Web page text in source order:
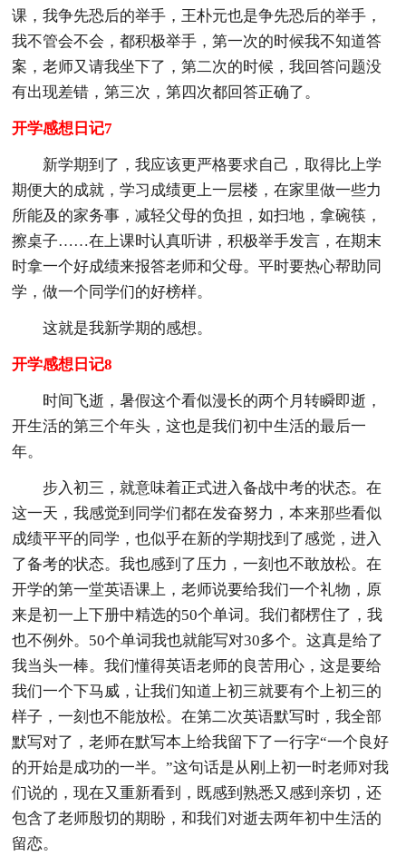
课，我争先恐后的举手，王朴元也是争先恐后的举手，
我不管会不会，都积极举手，第一次的时候我不知道答
案，老师又请我坐下了，第二次的时候，我回答问题没
有出现差错，第三次，第四次都回答正确了。
开学感想日记7
新学期到了，我应该更严格要求自己，取得比上学
期便大的成就，学习成绩更上一层楼，在家里做一些力
所能及的家务事，减轻父母的负担，如扫地，拿碗筷，
擦桌子……在上课时认真听讲，积极举手发言，在期末
时拿一个好成绩来报答老师和父母。平时要热心帮助同
学，做一个同学们的好榜样。
这就是我新学期的感想。
开学感想日记8
时间飞逝，暑假这个看似漫长的两个月转瞬即逝，
开生活的第三个年头，这也是我们初中生活的最后一
年。
步入初三，就意味着正式进入备战中考的状态。在
这一天，我感觉到同学们都在发奋努力，本来那些看似
成绩平平的同学，也似乎在新的学期找到了感觉，进入
了备考的状态。我也感到了压力，一刻也不敢放松。在
开学的第一堂英语课上，老师说要给我们一个礼物，原
来是初一上下册中精选的50个单词。我们都楞住了，我
也不例外。50个单词我也就能写对30多个。这真是给了
我当头一棒。我们懂得英语老师的良苦用心，这是要给
我们一个下马威，让我们知道上初三就要有个上初三的
样子，一刻也不能放松。在第二次英语默写时，我全部
默写对了，老师在默写本上给我留下了一行字“一个良好
的开始是成功的一半。”这句话是从刚上初一时老师对我
们说的，现在又重新看到，既感到熟悉又感到亲切，还
包含了老师殷切的期盼，和我们对逝去两年初中生活的
留恋。